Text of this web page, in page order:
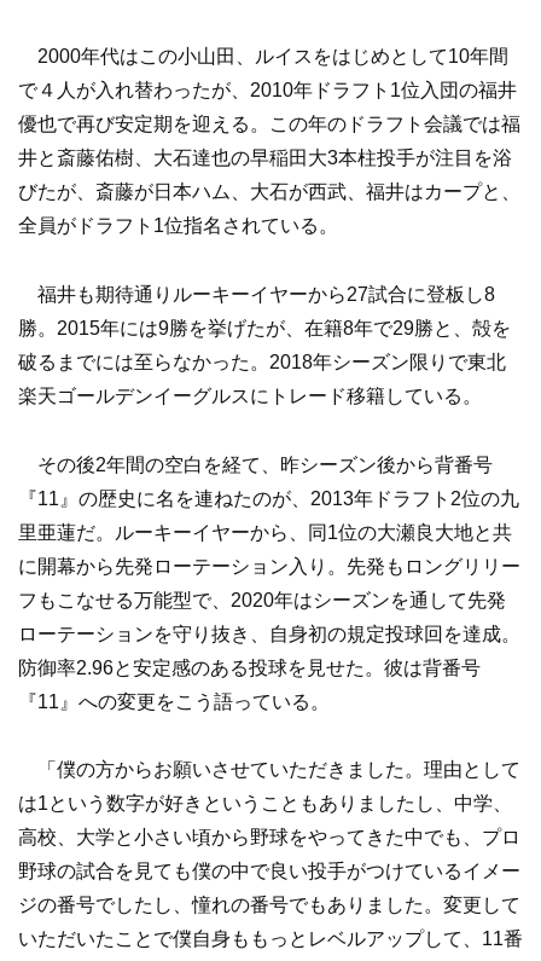
2000年代はこの小山田、ルイスをはじめとして10年間
で４人が入れ替わったが、2010年ドラフト1位入団の福井
優也で再び安定期を迎える。この年のドラフト会議では福
井と斎藤佑樹、大石達也の早稲田大3本柱投手が注目を浴
びたが、斎藤が日本ハム、大石が西武、福井はカープと、
全員がドラフト1位指名されている。
福井も期待通りルーキーイヤーから27試合に登板し8
勝。2015年には9勝を挙げたが、在籍8年で29勝と、殻を
破るまでには至らなかった。2018年シーズン限りで東北
楽天ゴールデンイーグルスにトレード移籍している。
その後2年間の空白を経て、昨シーズン後から背番号
『11』の歴史に名を連ねたのが、2013年ドラフト2位の九
里亜蓮だ。ルーキーイヤーから、同1位の大瀬良大地と共
に開幕から先発ローテーション入り。先発もロングリリー
フもこなせる万能型で、2020年はシーズンを通して先発
ローテーションを守り抜き、自身初の規定投球回を達成。
防御率2.96と安定感のある投球を見せた。彼は背番号
『11』への変更をこう語っている。
「僕の方からお願いさせていただきました。理由として
は1という数字が好きということもありましたし、中学、
高校、大学と小さい頃から野球をやってきた中でも、プロ
野球の試合を見ても僕の中で良い投手がつけているイメー
ジの番号でしたし、憧れの番号でもありました。変更して
いただいたことで僕自身ももっとレベルアップして、11番